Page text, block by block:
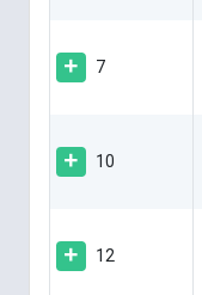
7
10
12